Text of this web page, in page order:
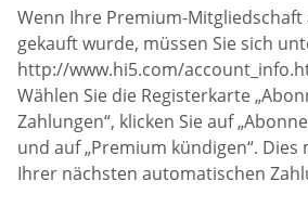
Wenn Ihre Premium-
gekauft wurde, müssen Sie sich
http://www.hi5.com/
Wählen Sie die Registerkarte
Zahlungen“, klicken Sie auf
und auf „Premium kündigen“. Dies
Ihrer nächsten automatischen